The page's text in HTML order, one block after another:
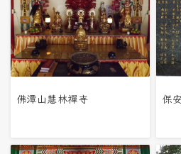
佛潭山慧林禪寺 保